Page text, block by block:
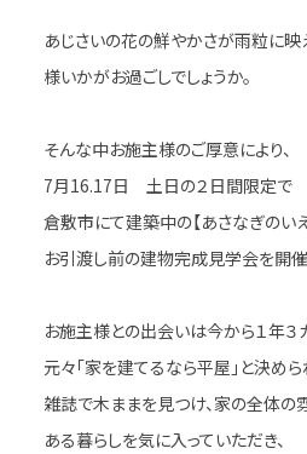
あじさいの花の鮮やかさが雨粒に映
様いかがお過ごしでしょうか。
そんな中お施主様のご厚意により、
7月16.17日 土日の２日間限定で
倉敷市にて建築中の【あさなぎのい
お引渡し前の建物完成見学会を開催
お施主様との出会いは今から１年３
元々「家を建てるなら平屋」と決め
雑誌で木ままを見つけ、家の全体
ある暮らしを気に入っていただき、